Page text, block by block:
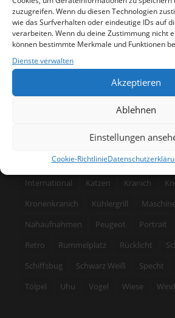
zuzugreifen. Wenn du diesen Technologien
wie das Surfverhalten oder eindeutige IDs auf
verarbeiten. Wenn du deine Zustimmung nicht
können bestimmte Merkmale und Funktionen
Dienste verwalten
Akzeptieren
Ablehnen
Einstellungen
Cookie-Richtlinie
SCHLAGWÖRTER
3 Bilder Achterbahn Akt
Fischmarkt Foto
freigestellt
Gebäude Handwerk
International
Katzen Kranich
Kronenkranich
Kühlergrill Maschine
Nahaufnahmen
Peugeot Portrait
Retro
Rummelplatz Rücklicht
Schiffsbug
Schwarz Weiß Specht
Tölpel
Uhu Vogel Wiese